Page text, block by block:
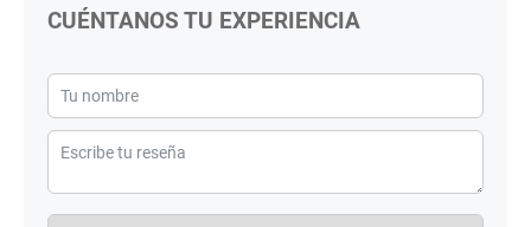
CUÉNTANOS TU EXPERIENCIA